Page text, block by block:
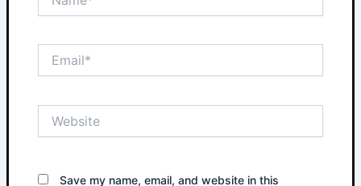
Save my name, email, and website in this